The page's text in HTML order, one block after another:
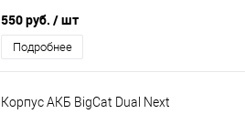
550 руб. / шт
Подробнее
Корпус АКБ BigCat Dual Next